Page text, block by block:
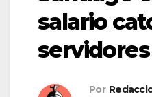
salario
servidores
Por